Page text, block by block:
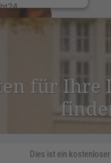
für
Dies ist ein